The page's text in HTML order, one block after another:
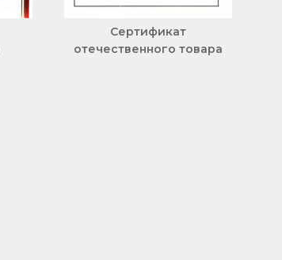
Сертификат
отечественного товара